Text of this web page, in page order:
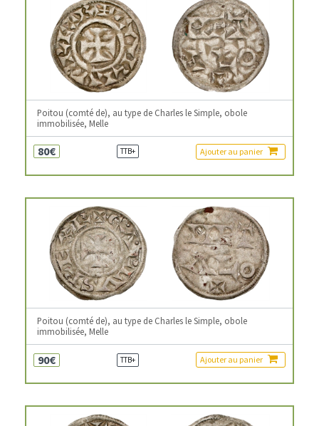
Poitou (comté de), au type de Charles le Simple, obole
immobilisée, Melle
80€ TTB+ Ajouter au panier
Poitou (comté de), au type de Charles le Simple, obole
immobilisée, Melle
90€ TTB+ Ajouter au panier